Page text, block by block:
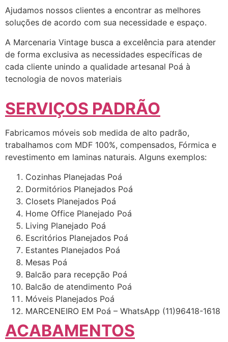
Ajudamos nossos clientes a encontrar as melhores
soluções de acordo com sua necessidade e espaço.
A Marcenaria Vintage busca a excelência para atender
de forma exclusiva as necessidades específicas de
cada cliente unindo a qualidade artesanal Poá à
tecnologia de novos materiais
SERVIÇOS PADRÃO
Fabricamos móveis sob medida de alto padrão,
trabalhamos com MDF 100%, compensados, Fórmica e
revestimento em laminas naturais. Alguns exemplos:
Cozinhas Planejadas Poá
Dormitórios Planejados Poá
Closets Planejados Poá
Home Office Planejado Poá
Living Planejado Poá
Escritórios Planejados Poá
Estantes Planejados Poá
Mesas Poá
Balcão para recepção Poá
Balcão de atendimento Poá
Móveis Planejados Poá
MARCENEIRO EM Poá – WhatsApp (11)96418-1618
ACABAMENTOS